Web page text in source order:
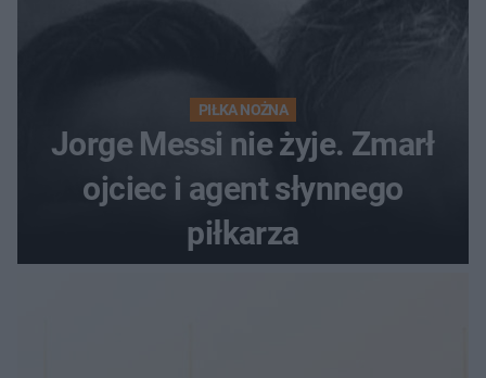
PIŁKA NOŻNA
Jorge Messi nie żyje. Zmarł
ojciec i agent słynnego
piłkarza